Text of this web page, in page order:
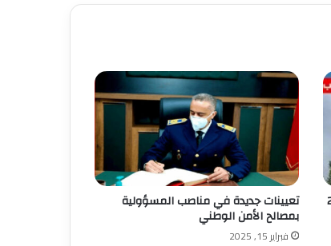
تعيينات جديدة في مناصب المسؤولية
بمصالح الأمن الوطني
فبراير 15, 2025